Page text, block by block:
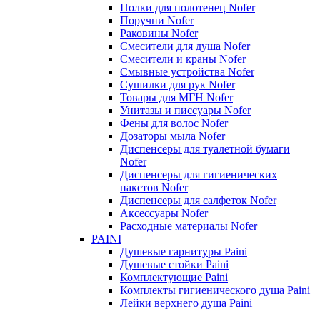
Полки для полотенец Nofer
Поручни Nofer
Раковины Nofer
Смесители для душа Nofer
Смесители и краны Nofer
Смывные устройства Nofer
Сушилки для рук Nofer
Товары для МГН Nofer
Унитазы и писсуары Nofer
Фены для волос Nofer
Дозаторы мыла Nofer
Диспенсеры для туалетной бумаги
Nofer
Диспенсеры для гигиенических
пакетов Nofer
Диспенсеры для салфеток Nofer
Аксессуары Nofer
Расходные материалы Nofer
PAINI
Душевые гарнитуры Paini
Душевые стойки Paini
Комплектующие Paini
Комплекты гигиенического душа Paini
Лейки верхнего душа Paini